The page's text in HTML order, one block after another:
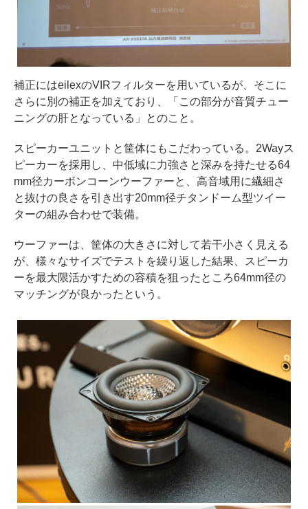
補正にはeilexのVIRフィルターを用いているが、そこに
さらに別の補正を加えており、「この部分が音質チュー
ニングの肝となっている」とのこと。
スピーカーユニットと筐体にもこだわっている。2Wayス
ピーカーを採用し、中低域に力強さと深みを持たせる64
mm径カーボンコーンウーファーと、高音域用に繊細さ
と抜けの良さを引き出す20mm径チタンドーム型ツイー
ターの組み合わせで装備。
ウーファーは、筐体の大きさに対して若干小さく見える
が、様々なサイズでテストを繰り返した結果、スピーカ
ーを最大限活かすための容積を狙ったところ64mm径の
マッチングが良かったという。